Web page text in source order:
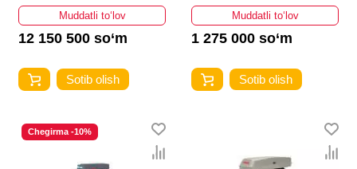
Muddatli to‘lov
12 150 500 so‘m
Sotib olish
Muddatli to‘lov
1 275 000 so‘m
Sotib olish
Chegirma -10%